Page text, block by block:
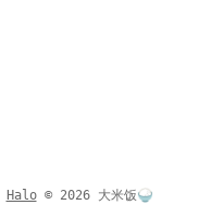
Halo © 2026 大米饭🍚